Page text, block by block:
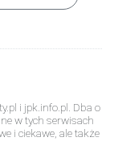
i jpk.info.pl. Dba o
w tych serwisach
i ciekawe, ale także